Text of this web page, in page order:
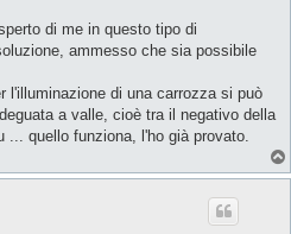
di me in questo tipo di
ammesso che sia possibile
l'illuminazione di una carrozza si può
a valle, cioè tra il negativo della
quello funziona, l'ho già provato.